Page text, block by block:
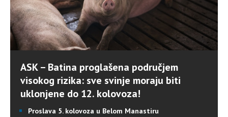
ASK – Batina proglašena područjem
visokog rizika: sve svinje moraju biti
uklonjene do 12. kolovoza!
Proslava 5. kolovoza u Belom Manastiru